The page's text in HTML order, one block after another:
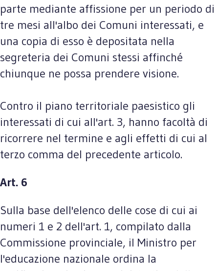
parte mediante affissione per un periodo di
tre mesi all'albo dei Comuni interessati, e
una copia di esso è depositata nella
segreteria dei Comuni stessi affinché
chiunque ne possa prendere visione.
Contro il piano territoriale paesistico gli
interessati di cui all'art. 3, hanno facoltà di
ricorrere nel termine e agli effetti di cui al
terzo comma del precedente articolo.
Art. 6
Sulla base dell'elenco delle cose di cui ai
numeri 1 e 2 dell'art. 1, compilato dalla
Commissione provinciale, il Ministro per
l'educazione nazionale ordina la